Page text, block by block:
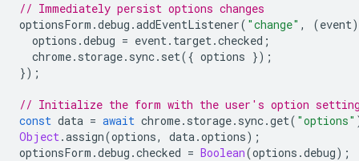
// Immediately persist options changes
optionsForm .debug .addEventListener( "change" , (event)
options .debug = event. target.checked ;
chrome. storage. sync. set({ options });
});
// Initialize the form with the user's option
const data = await chrome. storage. sync.get( "options"
Object.assign(options, data.options);
optionsForm .debug .checked = Boolean(options .debug);